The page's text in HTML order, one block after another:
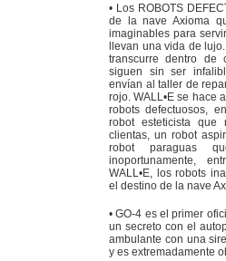
• Los ROBOTS
de la nave Axioma
imaginables para
llevan una vida de
transcurre dentro de
siguen sin ser
envían al taller de
rojo. WALL•E se hace
robots defectuosos,
robot esteticista
clientas, un robot
robot paraguas
inoportunamente,
WALL•E, los robots
el destino de la nave
• GO-4 es el primer
un secreto con el
ambulante con una
y es extremadamente